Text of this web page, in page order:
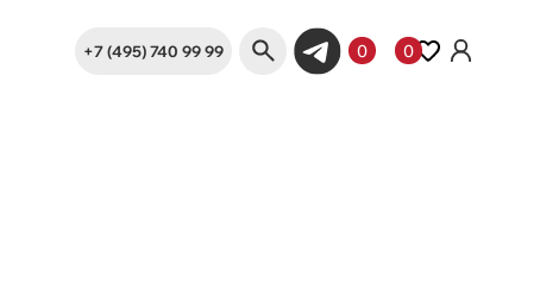
+7 (495) 740 99 99 0 0